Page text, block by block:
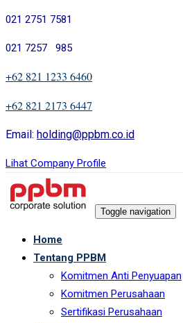
Skip
Skip
primary
navigation
to
content
021 2751 7581
021 7257 985
+62 821 1233 6460
+62 821 2173 6447
Email: holding@ppbm.co.id
Lihat Company Profile
Toggle navigation
Home
Tentang PPBM
Komitmen Anti Penyuapan
Komitmen Perusahaan
Sertifikasi Perusahaan